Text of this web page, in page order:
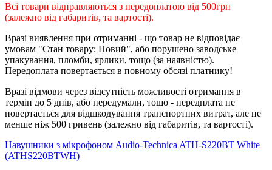
Всі товари відправляються з передоплатою від 500грн
(залежно від габаритів, та вартості).
Вразі виявлення при отриманні - що товар не відповідає
умовам "Стан товару: Новий", або порушено заводське
упакування, пломби, ярлики, тощо (за наявністю).
Передоплата повертається в повному обсязі платнику!
Вразі відмови через відсутність можливості отримання в
термін до 5 днів, або передумали, тощо - передплата не
повертається для відшкодування транспортних витрат, але не
менше ніж 500 гривень (залежно від габаритів, та вартості).
Навушники з мікрофоном Audio-Technica ATH-S220BT White
(ATHS220BTWH)